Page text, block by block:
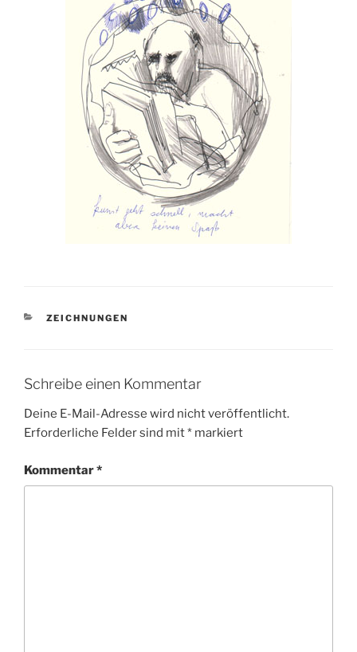
KATEGORIEN
ZEICHNUNGEN
Schreibe einen Kommentar
Deine E-Mail-Adresse wird nicht veröffentlicht.
Erforderliche Felder sind mit* markiert
Kommentar*